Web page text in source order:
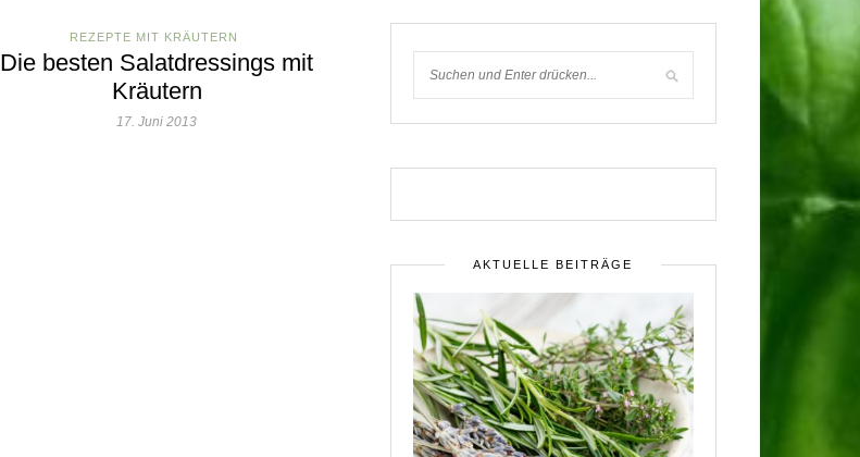
REZEPTE MIT KRÄUTERN
Die besten Salatdressings mit
Kräutern
17. Juni 2013
AKTUELLE BEITRÄGE